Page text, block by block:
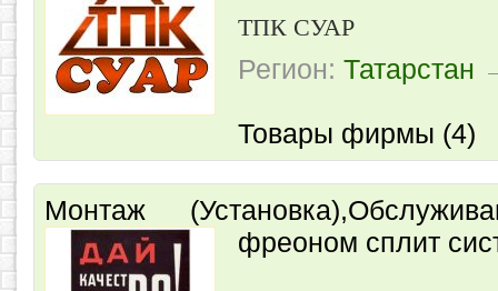
ТПК СУАР
Регион: Татарстан
Товары фирмы (4)
Монтаж
фреоном сплит